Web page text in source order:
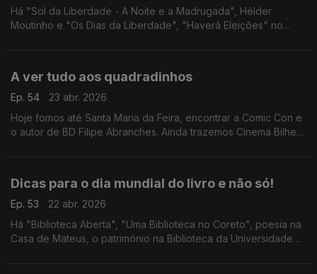
Há "Sol da Liberdade - A Noite e a Madrugada", Hélder
Moutinho e "Os Dias da Liberdade", "Haverá Eleições" no
A ver tudo aos quadradinhos
Ep. 54
23 abr. 2026
Hoje fomos até Santa Maria da Feira, encontrar a Comic Con e
o autor de BD Filipe Abranches. Ainda trazemos Cinema Bilhete
Dicas para o dia mundial do livro e não só!
Ep. 53
22 abr. 2026
Há "Biblioteca Aberta", "Uma Biblioteca no Coreto", poesia na
Casa de Mateus, o património na Biblioteca da Universidade